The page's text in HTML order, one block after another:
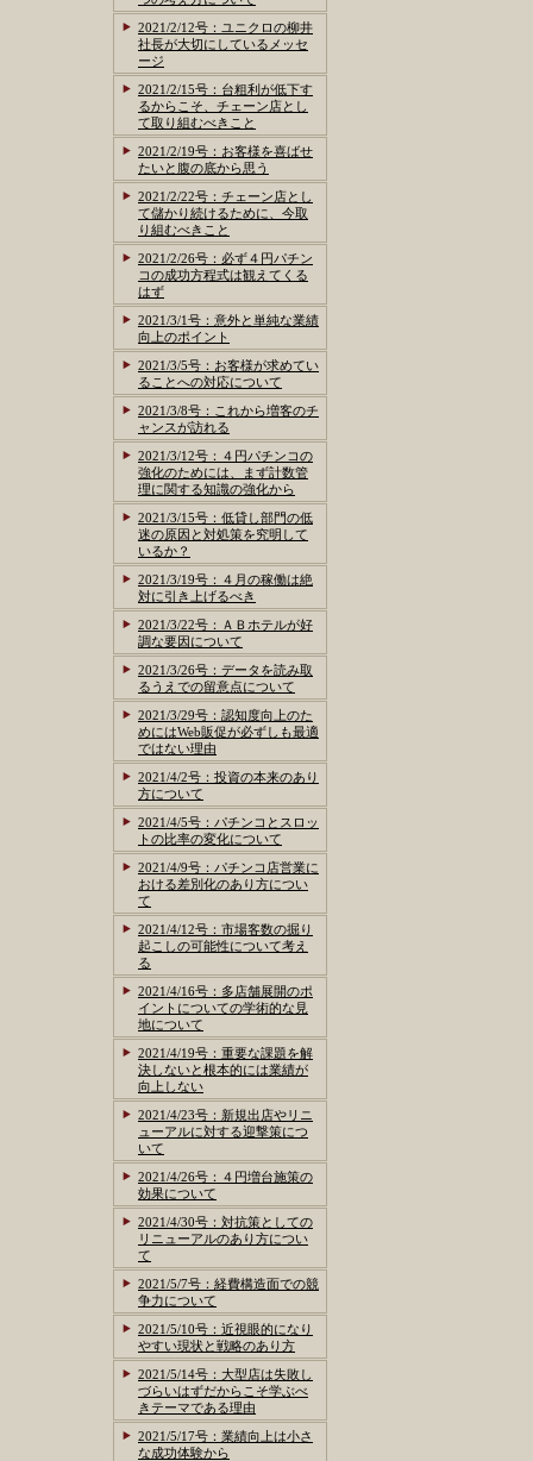
2021/2/12号：ユニクロの柳井
社長が大切にしているメッセ
ージ
2021/2/15号：台粗利が低下す
るからこそ、チェーン店とし
て取り組むべきこと
2021/2/19号：お客様を喜ばせ
たいと腹の底から思う
2021/2/22号：チェーン店とし
て儲かり続けるために、今取
り組むべきこと
2021/2/26号：必ず４円パチン
コの成功方程式は観えてくる
はず
2021/3/1号：意外と単純な業績
向上のポイント
2021/3/5号：お客様が求めてい
ることへの対応について
2021/3/8号：これから増客のチ
ャンスが訪れる
2021/3/12号：４円パチンコの
強化のためには、まず計数管
理に関する知識の強化から
2021/3/15号：低貸し部門の低
迷の原因と対処策を究明して
いるか？
2021/3/19号：４月の稼働は絶
対に引き上げるべき
2021/3/22号：ＡＢホテルが好
調な要因について
2021/3/26号：データを読み取
るうえでの留意点について
2021/3/29号：認知度向上のた
めにはWeb販促が必ずしも最適
ではない理由
2021/4/2号：投資の本来のあり
方について
2021/4/5号：パチンコとスロッ
トの比率の変化について
2021/4/9号：パチンコ店営業に
おける差別化のあり方につい
て
2021/4/12号：市場客数の掘り
起こしの可能性について考え
る
2021/4/16号：多店舗展開のポ
イントについての学術的な見
地について
2021/4/19号：重要な課題を解
決しないと根本的には業績が
向上しない
2021/4/23号：新規出店やリニ
ューアルに対する迎撃策につ
いて
2021/4/26号：４円増台施策の
効果について
2021/4/30号：対抗策としての
リニューアルのあり方につい
て
2021/5/7号：経費構造面での競
争力について
2021/5/10号：近視眼的になり
やすい現状と戦略のあり方
2021/5/14号：大型店は失敗し
づらいはずだからこそ学ぶべ
きテーマである理由
2021/5/17号：業績向上は小さ
な成功体験から